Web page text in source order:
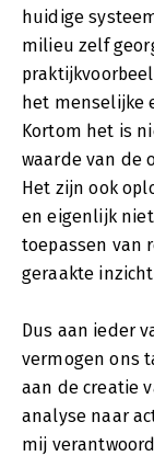
huidige
milieu zelf
het menselijke
Kortom het is
waarde van de
Het zijn ook
en eigenlijk
toepassen van
geraakte
Dus aan ieder
vermogen ons
aan de creatie
analyse naar
mij